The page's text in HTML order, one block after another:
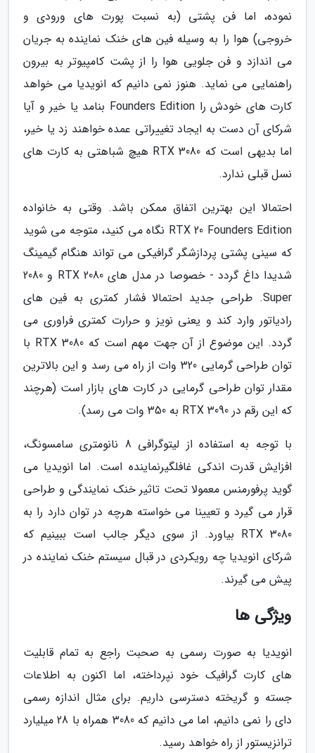
نموده، اما فن پشتی (به نسبت پورت های ورودی و
خروجی) هوا را به وسیله فین های خنک نماینده به جریان
می اندازد و فن جلویی هوا را از پشت کامپیوتر به بیرون
راهنمایی می نماید. هنوز نمی دانیم که انویدیا می خواهد
کارت های خودش را Founders Edition بنامد یا خیر و آیا
شرکای آن دست به ایجاد تغییراتی عمده خواهند زد یا خیر،
اما بدیهی است که RTX 3080 هیچ شباهتی به کارت های
نسل قبلی ندارد.
احتمالا این بهترین اتفاق ممکن باشد. وقتی به خانواده
RTX 20 Founders Edition نگاه می کنید، متوجه می شوید
که سینی پشتی پردازشگر گرافیکی می تواند هنگام گیمینگ
شدیدا داغ گردد - خصوصا در مدل های RTX 2080 و 2080
Super. طراحی جدید احتمالا فشار کمتری به فین های
رادیاتور وارد کند و یعنی نویز و حرارت کمتری فراوری می
گردد. این موضوع از آن جهت مهم است که RTX 3080 با
توان طراحی گرمایی 320 وات از راه می رسد و این بالاترین
مقدار توان طراحی گرمایی در کارت های بازار است (هرچند
که این رقم در RTX 3090 به 350 وات می رسد).
با توجه به استفاده از لیتوگرافی 8 نانومتری سامسونگ،
افزایش قدرت اندکی غافلگیرنماینده است. اما انویدیا می
گوید پرفورمنس معمولا تحت تاثیر خنک نمایندگی و طراحی
قرار می گیرد و تعیینا می خواسته هرچه در توان دارد را به
RTX 3080 بیاورد. از سوی دیگر جالب است ببینیم که
شرکای انویدیا چه رویکردی در قبال سیستم خنک نماینده در
پیش می گیرند.
ویژگی ها
انویدیا به صورت رسمی به صحبت راجع به تمام قابلیت
های کارت گرافیک خود نپرداخته، اما اکنون به اطلاعات
جسته و گریخته دسترسی داریم. برای مثال اندازه رسمی
دای را نمی دانیم، اما می دانیم که 3080 همراه با 28 میلیارد
ترانزیستور از راه خواهد رسید.